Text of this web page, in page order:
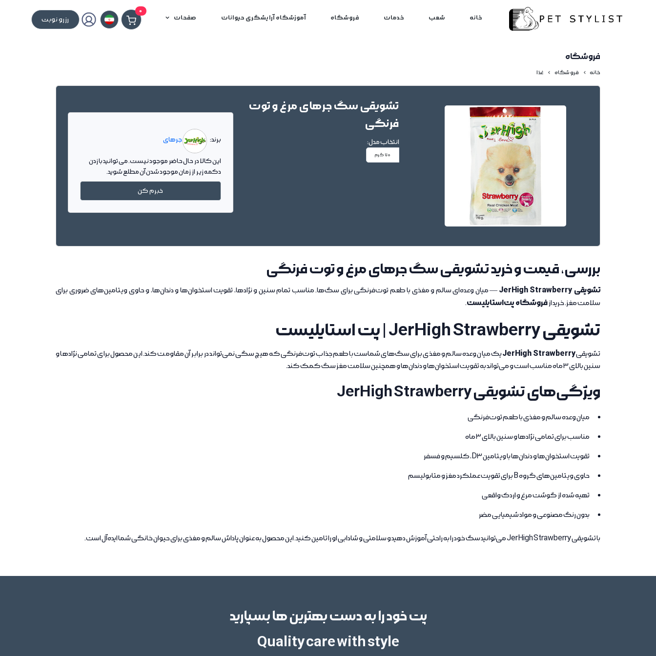
0
رزرو نوبت خانه شعب خدمات فروشگاه آموزشگاه آرایشگری حیوانات صفحات
فروشگاه
خانه فروشگاه غذا
تشویقی سگ جرهای مرغ و توت
فرنگی
انتخاب مدل:
70 گرم
برند: جرهای
این کالا در حال حاضر موجود نیست. می توانید با زدن
دکمه زیر از زمان موجود شدن آن مطلع شوید.
خبرم کن
بررسی، قیمت و خرید تشویقی سگ جرهای مرغ و توت فرنگی
تشویقی JerHigh Strawberry
— میان وعده‌ای سالم و مغذی با طعم توت‌فرنگی برای سگ‌ها. مناسب تمام سنین و نژادها، تقویت استخوان‌ها و دندان‌ها، و حاوی ویتامین‌های ضروری برای
سلامت مغز. خرید ازفروشگاه پت‌استایلیست.
تشویقی JerHigh Strawberry | پت استایلیست
تشویقیJerHigh Strawberryیک میان وعده سالم و مغذی برای سگ‌های شماست با طعم جذاب توت‌فرنگی که هیچ سگی نمی‌تواند در برابر آن مقاومت کند. این محصول برای تمامی نژادها و
سنین بالای 3 ماه مناسب است و می‌تواند به تقویت استخوان‌ها و دندان‌ها و همچنین سلامت مغز سگ کمک کند.
ویژگی‌های تشویقی JerHigh Strawberry
میان وعده سالم و مغذی با طعم توت‌فرنگی
مناسب برای تمامی نژادها و سنین بالای 3 ماه
تقویت استخوان‌ها و دندان‌ها با ویتامین D3، کلسیم و فسفر
حاوی ویتامین‌های گروه B برای تقویت عملکرد مغز و متابولیسم
تهیه شده از گوشت مرغ و اردک واقعی
بدون رنگ مصنوعی و مواد شیمیایی مضر
با تشویقی JerHigh Strawberry می‌توانید سگ خود را به راحتی آموزش دهید و سلامتی و شادابی او را تامین کنید. این محصول به عنوان پاداش سالم و مغذی برای حیوان خانگی شما ایده‌آل است.
پت خود را به دست بهترین ها بسپارید
Quality care with style